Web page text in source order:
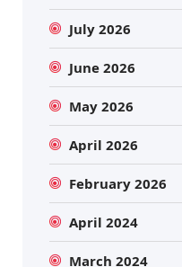
July 2026
June 2026
May 2026
April 2026
February 2026
April 2024
March 2024